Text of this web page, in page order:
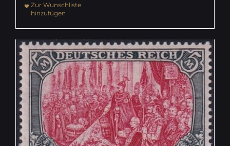
Zur Wunschliste
hinzufügen